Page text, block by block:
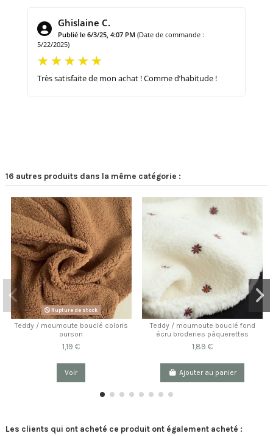
Ghislaine C.
Publié le 6/3/25, 4:07 PM (Date de commande :
5/22/2025)
Très satisfaite de mon achat ! Comme d’habitude !
16 autres produits dans la même catégorie :
Rupture de stock
Teddy / moumoute bouclé coloris
ourson
1,19 €
Voir
Teddy / moumoute bouclé fond
écru broderies pâquerettes
1,89 €
Ajouter au panier
Les clients qui ont acheté ce produit ont également acheté :